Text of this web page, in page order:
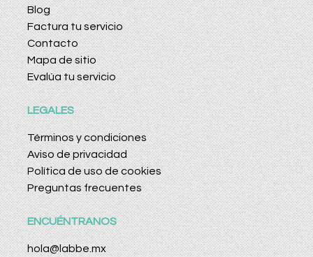
Blog
Factura tu servicio
Contacto
Mapa de sitio
Evalúa tu servicio
LEGALES
Términos y condiciones
Aviso de privacidad
Política de uso de cookies
Preguntas frecuentes
ENCUÉNTRANOS
hola@labbe.mx